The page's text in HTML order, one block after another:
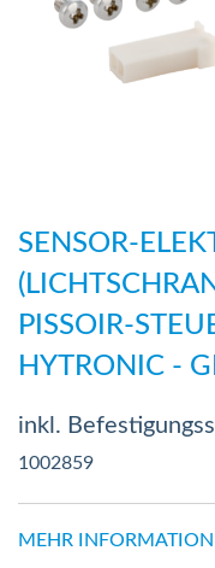
SENSOR-
PISSOIR-
HYTRONIC -
inkl.
1002859
MEHR
Anfang
Bildergalerie
springen